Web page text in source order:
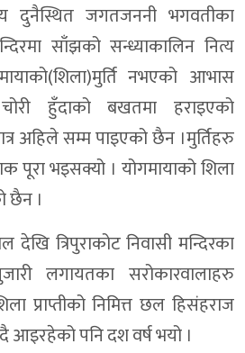
दुनैस्थित जगतजननी भगवतीका
साँझको सन्ध्याकालिन नित्य
नभएको आभास
हुँदाको बखतमा हराइएको
अहिले सम्म पाइएको छैन ।मुर्तिहरु
पूरा भइसक्यो । योगमायाको शिला
छैन ।
त्रिपुराकोट निवासी मन्दिरका
लगायतका सरोकारवालाहरु
प्राप्तीको निमित्त छल हिसंहराज
आइरहेको पनि दश वर्ष भयो ।